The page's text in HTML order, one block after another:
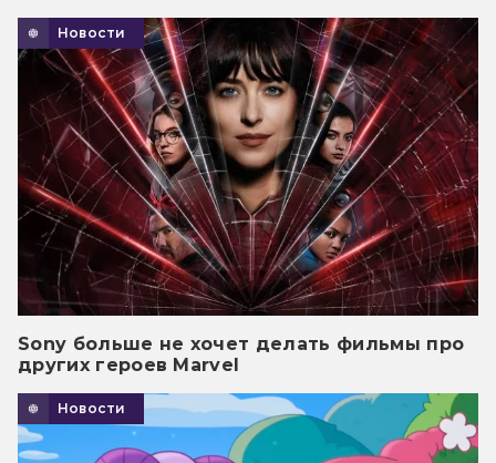
Новости
Sony больше не хочет делать фильмы про
других героев Marvel
Новости